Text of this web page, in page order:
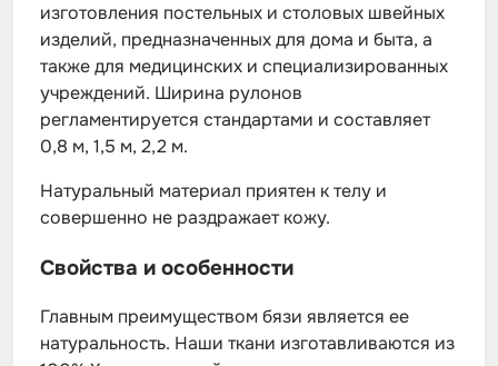
изготовления постельных и столовых швейных
изделий, предназначенных для дома и быта, а
также для медицинских и специализированных
учреждений. Ширина рулонов
регламентируется стандартами и составляет
0,8 м, 1,5 м, 2,2 м.
Натуральный материал приятен к телу и
совершенно не раздражает кожу.
Свойства и особенности
Главным преимуществом бязи является ее
натуральность. Наши ткани изготавливаются из